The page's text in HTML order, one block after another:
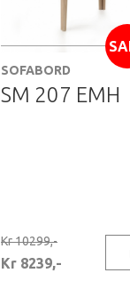
SOFABORD
SM 207 EMH
Kr 10299,-
Kr 8239,-